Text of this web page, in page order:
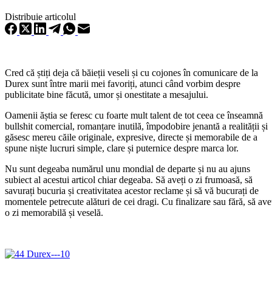
Distribuie articolul
Cred că știți deja că băieții veseli și cu cojones în comunicare de la
Durex sunt între marii mei favoriți, atunci când vorbim despre
publicitate bine făcută, umor și onestitate a mesajului.
Oamenii ăștia se feresc cu foarte mult talent de tot ceea ce înseamnă
bullshit comercial, romanțare inutilă, împodobire jenantă a realității și
găsesc mereu căile originale, expresive, directe și memorabile de a
spune niște lucruri simple, clare și puternice despre marca lor.
Nu sunt degeaba numărul unu mondial de departe și nu au ajuns
subiect al acestui articol chiar degeaba. Să aveți o zi frumoasă, să
savurați bucuria și creativitatea acestor reclame și să vă bucurați de
momentele petrecute alături de cei dragi. Cu finalizare sau fără, să
o zi memorabilă și veselă.